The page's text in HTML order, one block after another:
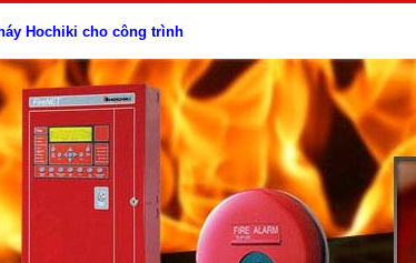
Hochiki cho công trình
báo cháy Horing
cháy Horing hiện nay
biến trên thị trường
gì trong tình huống khẩn cấp hiệu quả
hệ thống sprinkler tự động
lý hoạt động và ứng dụng thực tế
lý hoạt động chi tiết
chi tiết từ A-Z